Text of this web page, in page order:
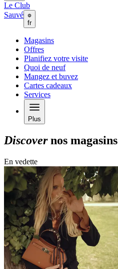
Le Club
Sauvé
fr
Magasins
Offres
Planifiez votre visite
Quoi de neuf
Mangez et buvez
Cartes cadeaux
Services
Plus
Discovernos magasins
En vedette